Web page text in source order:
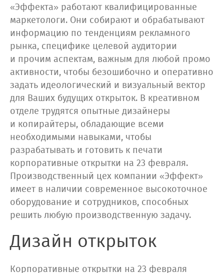
«Эффекта» работают квалифицированные
маркетологи. Они собирают и обрабатывают
информацию по тенденциям рекламного
рынка, специфике целевой аудитории
и прочим аспектам, важным для любой промо
активности, чтобы безошибочно и оперативно
задать идеологический и визуальный вектор
для Ваших будущих открыток. В креативном
отделе трудятся опытные дизайнеры
и копирайтеры, обладающие всеми
необходимыми навыками, чтобы
разрабатывать и готовить к печати
корпоративные открытки на 23 февраля.
Производственный цех компании «Эффект»
имеет в наличии современное высокоточное
оборудование и сотрудников, способных
решить любую производственную задачу.
Дизайн открыток
Корпоративные открытки на 23 февраля